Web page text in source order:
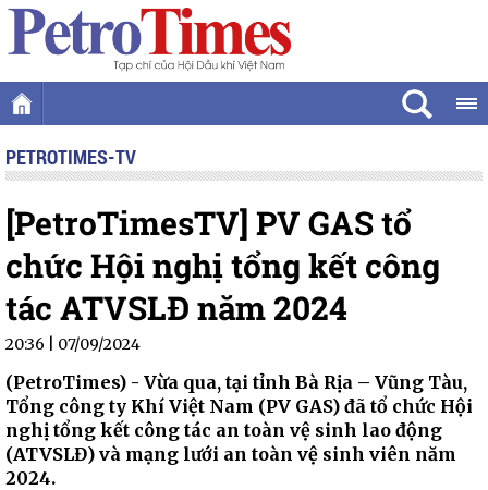
PETROTIMES-TV
[PetroTimesTV] PV GAS tổ
chức Hội nghị tổng kết công
tác ATVSLĐ năm 2024
20:36 | 07/09/2024
(PetroTimes) - Vừa qua, tại tỉnh Bà Rịa – Vũng Tàu,
Tổng công ty Khí Việt Nam (PV GAS) đã tổ chức Hội
nghị tổng kết công tác an toàn vệ sinh lao động
(ATVSLĐ) và mạng lưới an toàn vệ sinh viên năm
2024.